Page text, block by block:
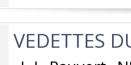
‎VEDETTES